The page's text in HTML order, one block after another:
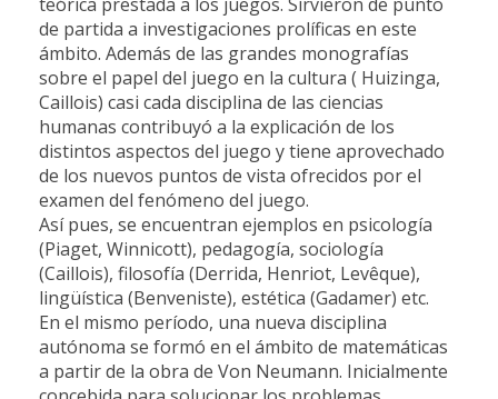
de partida a investigaciones prolíficas en este
ámbito. Además de las grandes monografías
sobre el papel del juego en la cultura ( Huizinga,
Caillois) casi cada disciplina de las ciencias
humanas contribuyó a la explicación de los
distintos aspectos del juego y tiene aprovechado
de los nuevos puntos de vista ofrecidos por el
examen del fenómeno del juego.
Así pues, se encuentran ejemplos en psicología
(Piaget, Winnicott), pedagogía, sociología
(Caillois), filosofía (Derrida, Henriot, Levêque),
lingüística (Benveniste), estética (Gadamer) etc.
En el mismo período, una nueva disciplina
autónoma se formó en el ámbito de matemáticas
a partir de la obra de Von Neumann. Inicialmente